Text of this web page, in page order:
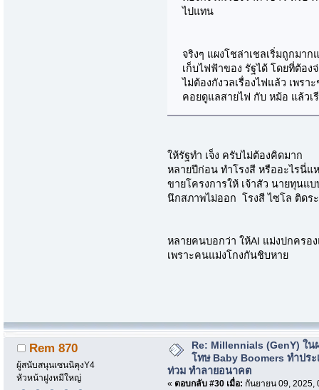
ไปแทน
จริงๆ แผงโชล่าเชลเริ่มถูกมา
เก็บไฟฟ้าของ รัฐได้ โดยที่ต้อง
ไม่ต้องกังวลเรื่องไฟแล้ว เพร
คอยดูแลสายไฟ กับ หม้อ แล้วเ
ให้รัฐทำ เจ็ง ครับไม่ต้องคิดมาก
หลายปีก่อน ทำโรงสี หรืออะไรนี่แ
ขายโครงการให้ เจ้าสัว นายทุนแ
นึกสภาพไม่ออก โรงสี ไซโล ติดร
หลายคนบอกว่า ให้AI แม่งปกครอ
เพราะคนแม่งโกงกันชิบหาย
Rem 870
ผู้สนับสนุนเซนนิคุงY4
หัวหน้าฝูงหมีใหญ่
Re: Millennials (GenY) ใน
โทษ Baby Boomers ทำประ
ท่วม ทำลายอนาคต
« ตอบกลับ #30 เมื่อ: กันยายน 09, 2025,